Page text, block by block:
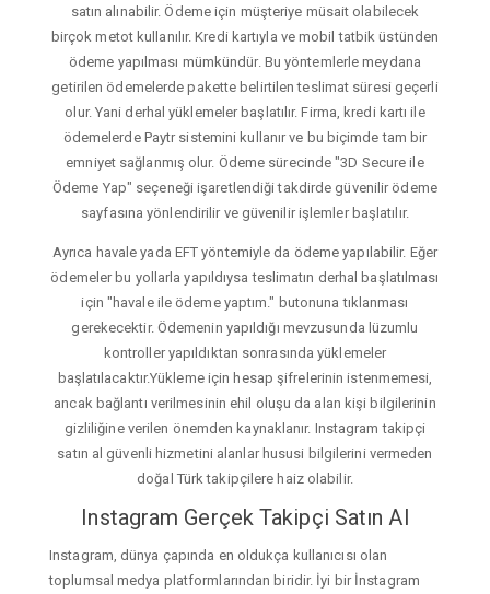
satın alınabilir. Ödeme için müşteriye müsait olabilecek
birçok metot kullanılır. Kredi kartıyla ve mobil tatbik üstünden
ödeme yapılması mümkündür. Bu yöntemlerle meydana
getirilen ödemelerde pakette belirtilen teslimat süresi geçerli
olur. Yani derhal yüklemeler başlatılır. Firma, kredi kartı ile
ödemelerde Paytr sistemini kullanır ve bu biçimde tam bir
emniyet sağlanmış olur. Ödeme sürecinde "3D Secure ile
Ödeme Yap" seçeneği işaretlendiği takdirde güvenilir ödeme
sayfasına yönlendirilir ve güvenilir işlemler başlatılır.
Ayrıca havale yada EFT yöntemiyle da ödeme yapılabilir. Eğer
ödemeler bu yollarla yapıldıysa teslimatın derhal başlatılması
için "havale ile ödeme yaptım." butonuna tıklanması
gerekecektir. Ödemenin yapıldığı mevzusunda lüzumlu
kontroller yapıldıktan sonrasında yüklemeler
başlatılacaktır.Yükleme için hesap şifrelerinin istenmemesi,
ancak bağlantı verilmesinin ehil oluşu da alan kişi bilgilerinin
gizliliğine verilen önemden kaynaklanır. Instagram takipçi
satın al güvenli hizmetini alanlar hususi bilgilerini vermeden
doğal Türk takipçilere haiz olabilir.
Instagram Gerçek Takipçi Satın Al
Instagram, dünya çapında en oldukça kullanıcısı olan
toplumsal medya platformlarından biridir. İyi bir İnstagram